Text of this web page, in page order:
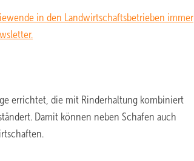
in den Landwirtschaftsbetrieben immer
errichtet, die mit Rinderhaltung kombiniert
Damit können neben Schafen auch